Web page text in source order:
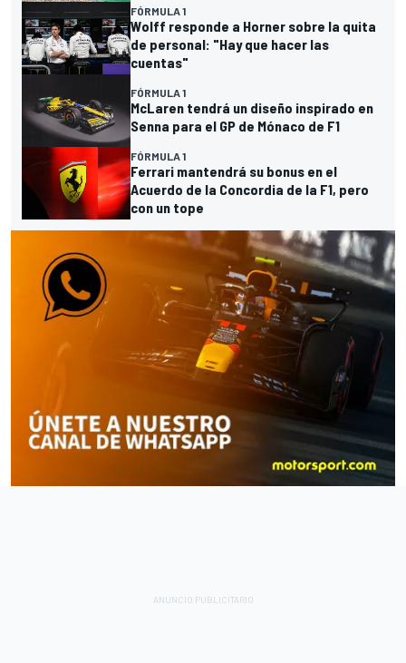
FÓRMULA 1
Wolff responde a Horner sobre la quita
de personal: "Hay que hacer las
cuentas"
FÓRMULA 1
McLaren tendrá un diseño inspirado en
Senna para el GP de Mónaco de F1
FÓRMULA 1
Ferrari mantendrá su bonus en el
Acuerdo de la Concordia de la F1, pero
con un tope